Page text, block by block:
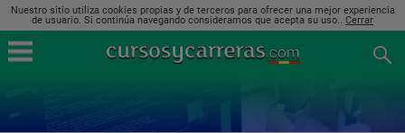
Nuestro sitio utiliza cookies propias y de terceros para ofrecer una mejor experiencia
de usuario. Si continúa navegando consideramos que acepta su uso.. Cerrar